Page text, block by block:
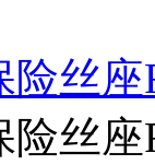
丝座
丝座